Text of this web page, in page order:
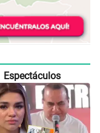
Espectáculos